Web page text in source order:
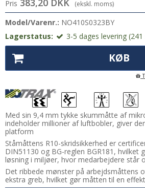
Pris 383,20 DKK (ekskl. moms)
Model/Varenr.: NO410S0323BY
Lagerstatus:
3-5 dages levering
KØB
Med sin 9,4 mm tykke skummåtte af
indeholder millioner af luftbobler, giver
platform
Ståmåttens R10-skridsikkerhed er
DIN51130 og BG-reglen BGR181, hvilket
løsning i miljøer, hvor medarbejdere står
Det ribbede mønster på arbejdsmåttens
ekstra greb, hvilket gør måtten til en